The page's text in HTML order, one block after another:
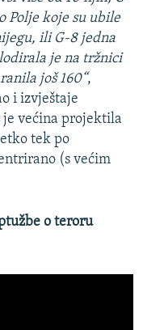
Polje koje su ubile
ili G-8 jedna
je na tržnici
još 160“,
i izvještaje
je većina projektila
tek po
(s većim
o teroru